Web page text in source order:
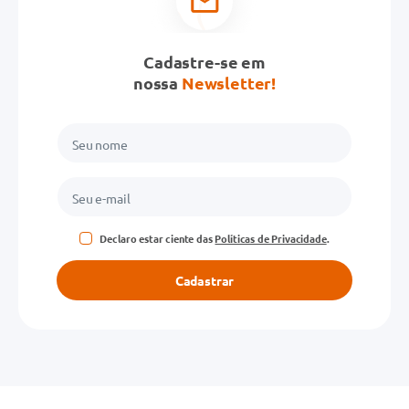
Cadastre-se em
nossa Newsletter!
Declaro estar ciente dasPolíticas de Privacidade.
Cadastrar